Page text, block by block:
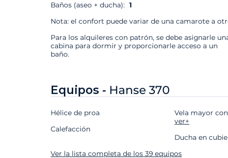
Baños (aseo + ducha): 1
Nota: el confort puede variar de una camarote a
Para los alquileres con patrón, se debe asignarle
cabina para dormir y proporcionarle acceso a un
baño.
Equipos - Hanse 370
Hélice de proa
Calefacción
Vela mayor
ver+
Ducha en
Ver la lista completa de los 39 equipos